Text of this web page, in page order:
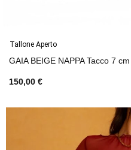
Tallone Aperto
GAIA BEIGE NAPPA Tacco 7 cm
150,00 €